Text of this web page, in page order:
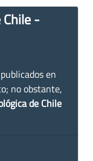
-
en
no obstante,
de Chile